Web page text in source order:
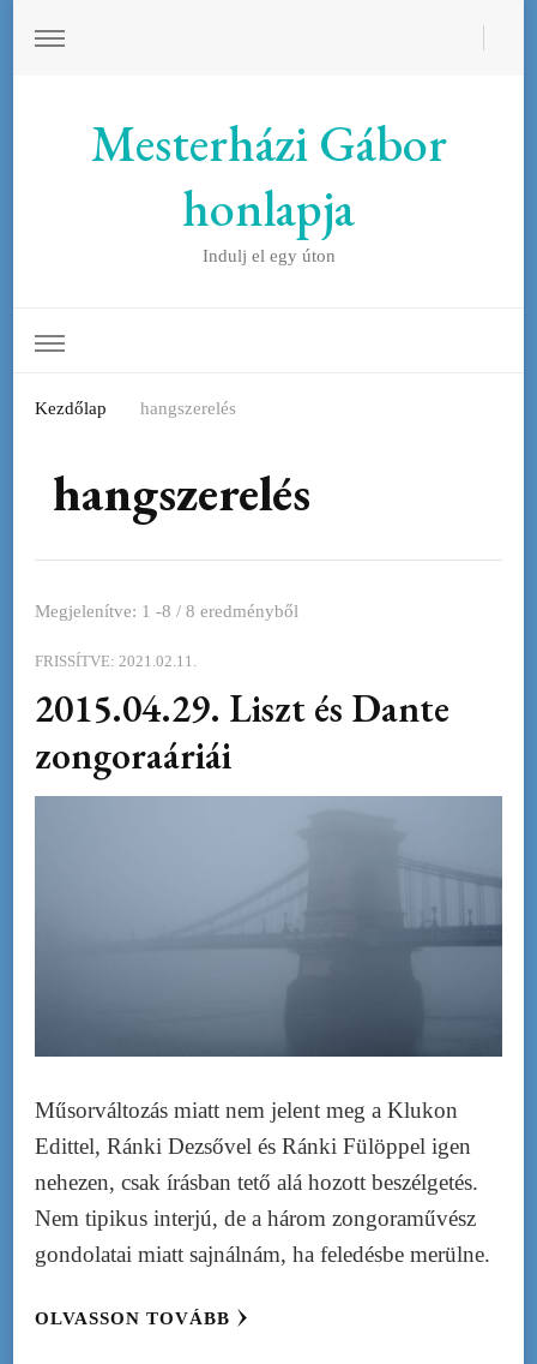
Mesterházi Gábor
honlapja
Indulj el egy úton
Kezdőlap hangszerelés
hangszerelés
Megjelenítve: 1 -8 / 8 eredményből
FRISSÍTVE: 2021.02.11.
2015.04.29. Liszt és Dante
zongoraáriái
Műsorváltozás miatt nem jelent meg a Klukon
Edittel, Ránki Dezsővel és Ránki Fülöppel igen
nehezen, csak írásban tető alá hozott beszélgetés.
Nem tipikus interjú, de a három zongoraművész
gondolatai miatt sajnálnám, ha feledésbe merülne.
OLVASSON TOVÁBB